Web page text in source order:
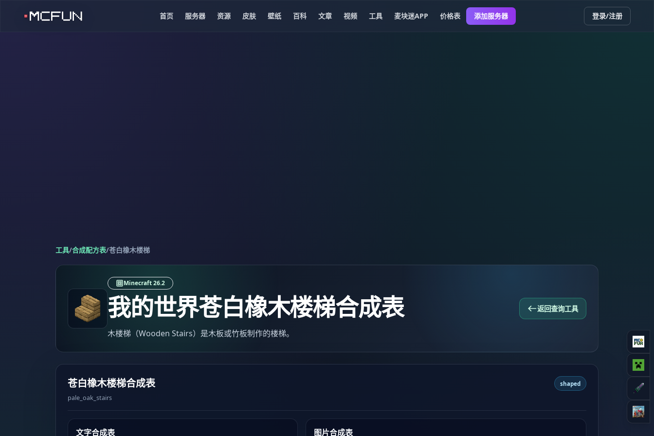
首页 服务器 资源 皮肤 壁纸 百科 文章 视频 工具 麦块迷APP 价格表 添加服务器 登录/注册
工具/合成配方表/苍白橡木楼梯
Minecraft 26.2
我的世界苍白橡木楼梯合成表
木楼梯（Wooden Stairs）是木板或竹板制作的楼梯。
返回查询工具
苍白橡木楼梯合成表
pale_oak_stairs
shaped
文字合成表 图片合成表